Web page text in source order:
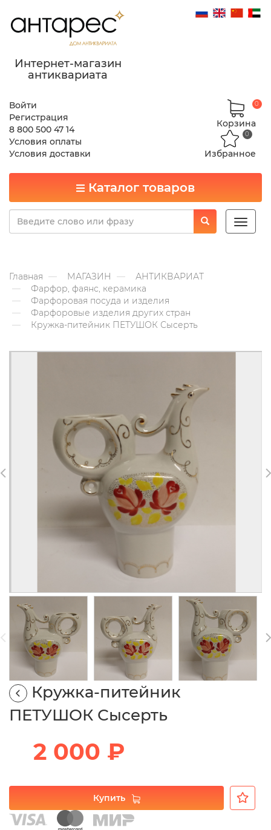
Интернет-магазин
антиквариата
Войти
Регистрация
8 800 500 47 14
Условия оплаты
Условия доставки
Корзина
0
Избранное
0
Каталог товаров
Toggle
Главная МАГАЗИН
АНТИКВАРИАТ
Фарфор, фаянс, керамика
Фарфоровая посуда и изделия
Фарфоровые изделия других стран
Кружка-питейник ПЕТУШОК Сысерть
Кружка-питейник
ПЕТУШОК Сысерть
2 000 ₽
Купить